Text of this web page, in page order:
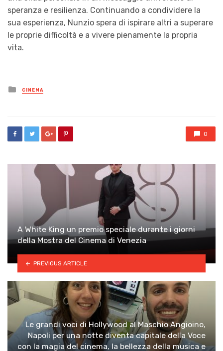
speranza e resilienza. Continuando a condividere la
sua esperienza, Nunzio spera di ispirare altri a superare
le proprie difficoltà e a vivere pienamente la propria
vita.
Posted
in
CINEMA
0
A White King un premio speciale durante i giorni
della Mostra del Cinema di Venezia
PREVIOUS ARTICLE
Le grandi voci di Hollywood al Maschio Angioino,
Napoli per una notte diventa capitale della Voce
con la magia del cinema, la bellezza della musica e